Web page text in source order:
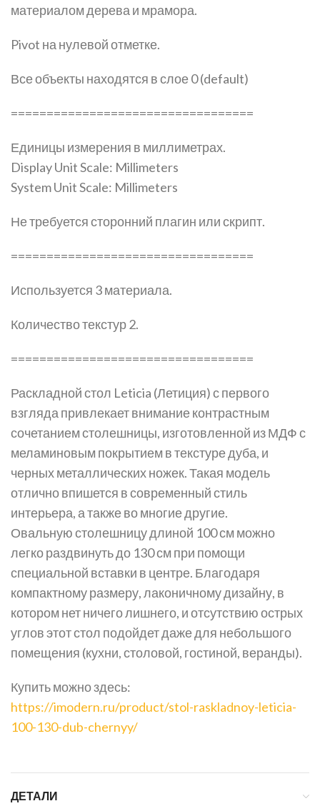
материалом дерева и мрамора.
Pivot на нулевой отметке.
Все объекты находятся в слое 0 (default)
==================================
Единицы измерения в миллиметрах.
Display Unit Scale: Millimeters
System Unit Scale: Millimeters
Не требуется сторонний плагин или скрипт.
==================================
Используется 3 материала.
Количество текстур 2.
==================================
Раскладной стол Leticia (Летиция) с первого
взгляда привлекает внимание контрастным
сочетанием столешницы, изготовленной из МДФ с
меламиновым покрытием в текстуре дуба, и
черных металлических ножек. Такая модель
отлично впишется в современный стиль
интерьера, а также во многие другие.
Овальную столешницу длиной 100 см можно
легко раздвинуть до 130 см при помощи
специальной вставки в центре. Благодаря
компактному размеру, лаконичному дизайну, в
котором нет ничего лишнего, и отсутствию острых
углов этот стол подойдет даже для небольшого
помещения (кухни, столовой, гостиной, веранды).
Купить можно здесь:
https://imodern.ru/product/stol-raskladnoy-leticia-
100-130-dub-chernyy/
ДЕТАЛИ